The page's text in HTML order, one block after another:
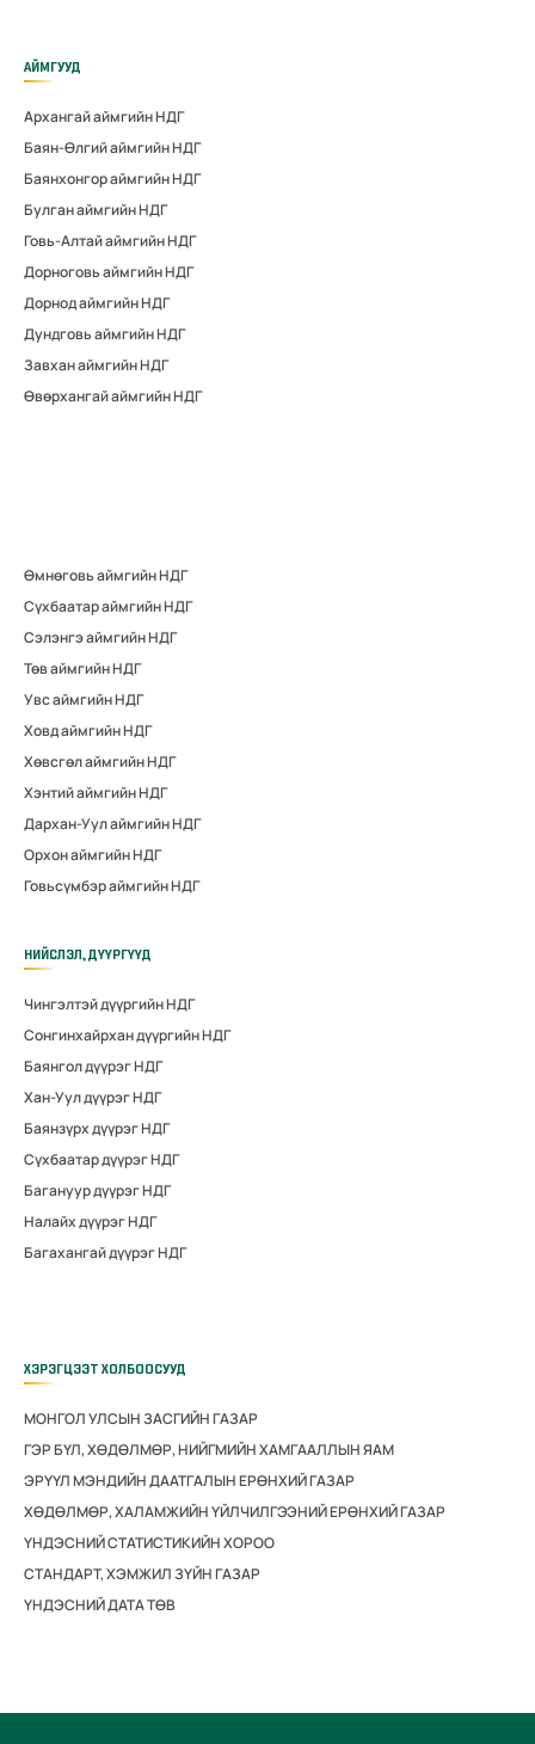
АЙМГУУД
Архангай аймгийн НДГ
Баян-Өлгий аймгийн НДГ
Баянхонгор аймгийн НДГ
Булган аймгийн НДГ
Говь-Алтай аймгийн НДГ
Дорноговь аймгийн НДГ
Дорнод аймгийн НДГ
Дундговь аймгийн НДГ
Завхан аймгийн НДГ
Өвөрхангай аймгийн НДГ
Өмнөговь аймгийн НДГ
Сүхбаатар аймгийн НДГ
Сэлэнгэ аймгийн НДГ
Төв аймгийн НДГ
Увс аймгийн НДГ
Ховд аймгийн НДГ
Хөвсгөл аймгийн НДГ
Хэнтий аймгийн НДГ
Дархан-Уул аймгийн НДГ
Орхон аймгийн НДГ
Говьсүмбэр аймгийн НДГ
НИЙСЛЭЛ, ДҮҮРГҮҮД
Чингэлтэй дүүргийн НДГ
Сонгинхайрхан дүүргийн НДГ
Баянгол дүүрэг НДГ
Хан-Уул дүүрэг НДГ
Баянзүрх дүүрэг НДГ
Сүхбаатар дүүрэг НДГ
Багануур дүүрэг НДГ
Налайх дүүрэг НДГ
Багахангай дүүрэг НДГ
ХЭРЭГЦЭЭТ ХОЛБООСУУД
МОНГОЛ УЛСЫН ЗАСГИЙН ГАЗАР
ГЭР БҮЛ, ХӨДӨЛМӨР, НИЙГМИЙН ХАМГААЛЛЫН ЯАМ
ЭРҮҮЛ МЭНДИЙН ДААТГАЛЫН ЕРӨНХИЙ ГАЗАР
ХӨДӨЛМӨР, ХАЛАМЖИЙН ҮЙЛЧИЛГЭЭНИЙ ЕРӨНХИЙ ГАЗАР
ҮНДЭСНИЙ СТАТИСТИКИЙН ХОРОО
СТАНДАРТ, ХЭМЖИЛ ЗҮЙН ГАЗАР
ҮНДЭСНИЙ ДАТА ТӨВ